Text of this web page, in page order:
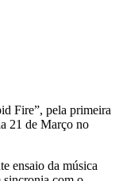
Fire”, pela primeira
21 de Março no
ensaio da música